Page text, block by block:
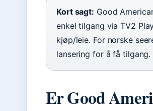
Kort sagt: Good
enkel tilgang via TV2
kjøp/leie. For norske
lansering for å få tilgang.
Er Good